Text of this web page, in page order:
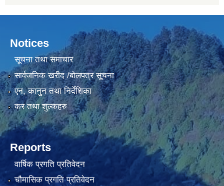
Notices
सूचना तथा समाचार
सार्वजनिक खरीद /बोलपत्र सूचना
एन, कानुन तथा निर्देशिका
कर तथा शुल्कहरु
Reports
वार्षिक प्रगति प्रतिवेदन
चौमासिक प्रगति प्रतिवेदन